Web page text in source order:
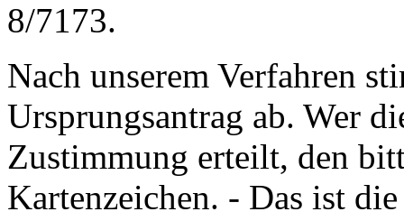
8/7173.
Nach unserem Verfahren
Ursprungsantrag ab. Wer
Zustimmung erteilt, den
Kartenzeichen. - Das ist